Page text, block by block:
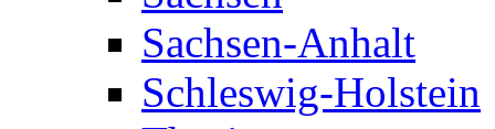
Sachsen-Anhalt
Schleswig-Holstein